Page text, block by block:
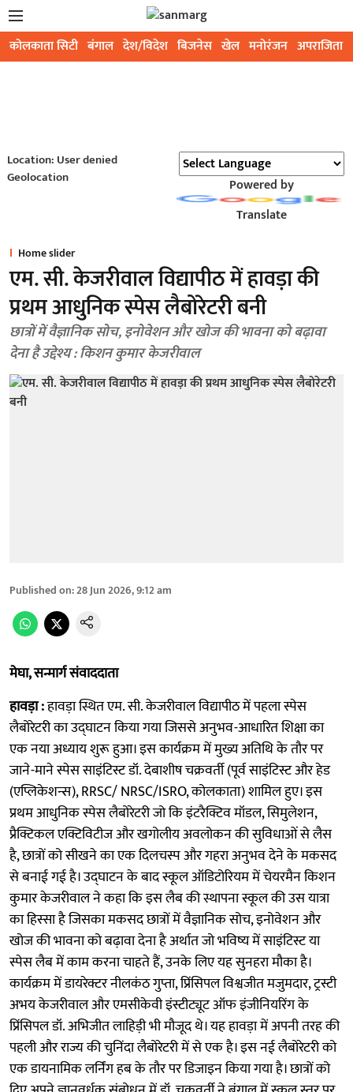
कोलकाता सिटी बंगाल देश/विदेश बिजनेस खेल मनोरंजन अपराजिता
Location: User denied
Geolocation
Powered by
Translate
Home slider
एम. सी. केजरीवाल विद्यापीठ में हावड़ा की
प्रथम आधुनिक स्पेस लैबोरेटरी बनी
छात्रों में वैज्ञानिक सोच, इनोवेशन और खोज की भावना को बढ़ावा
देना है उद्देश्य : किशन कुमार केजरीवाल
Published on:28 Jun 2026, 9:12 am
मेघा, सन्मार्ग संवाददाता
हावड़ा :हावड़ा स्थित एम. सी. केजरीवाल विद्यापीठ में पहला स्पेस
लैबोरेटरी का उद्घाटन किया गया जिससे अनुभव-आधारित शिक्षा का
एक नया अध्याय शुरू हुआ। इस कार्यक्रम में मुख्य अतिथि के तौर पर
जाने-माने स्पेस साइंटिस्ट डॉ. देबाशीष चक्रवर्ती (पूर्व साइंटिस्ट और हेड
(एप्लिकेशन्स), RRSC/ NRSC/ISRO, कोलकाता) शामिल हुए। इस
प्रथम आधुनिक स्पेस लैबोरेटरी जो कि इंटरैक्टिव मॉडल, सिमुलेशन,
प्रैक्टिकल एक्टिविटीज और खगोलीय अवलोकन की सुविधाओं से लैस
है, छात्रों को सीखने का एक दिलचस्प और गहरा अनुभव देने के मकसद
से बनाई गई है। उद्घाटन के बाद स्कूल ऑडिटोरियम में चेयरमैन किशन
कुमार केजरीवाल ने कहा कि इस लैब की स्थापना स्कूल की उस यात्रा
का हिस्सा है जिसका मकसद छात्रों में वैज्ञानिक सोच, इनोवेशन और
खोज की भावना को बढ़ावा देना है अर्थात जो भविष्य में साइंटिस्ट या
स्पेस लैब में काम करना चाहते हैं, उनके लिए यह सुनहरा मौका है।
कार्यक्रम में डायरेक्टर नीलकंठ गुप्ता, प्रिंसिपल विश्वजीत मजुमदार, ट्रस्टी
अभय केजरीवाल और एमसीकेवी इंस्टीट्यूट ऑफ इंजीनियरिंग के
प्रिंसिपल डॉ. अभिजीत लाहिड़ी भी मौजूद थे। यह हावड़ा में अपनी तरह की
पहली और राज्य की चुनिंदा लैबोरेटरी में से एक है। इस नई लैबोरेटरी को
एक डायनामिक लर्निंग हब के तौर पर डिजाइन किया गया है। छात्रों को